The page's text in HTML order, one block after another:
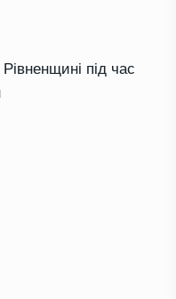
під час